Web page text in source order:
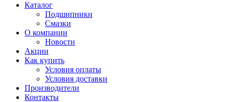
Каталог
Подшипники
Смазки
О компании
Новости
Акции
Как купить
Условия оплаты
Условия доставки
Производители
Контакты